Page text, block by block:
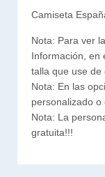
Camiseta
Nota: Para ver
Información, en
talla que use de
Nota: En las
personalizado o
Nota: La
gratuita!!!